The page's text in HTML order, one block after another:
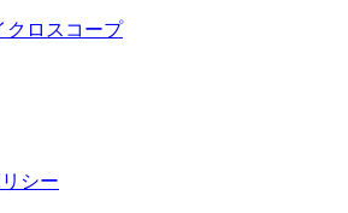
クロスコープ
シー